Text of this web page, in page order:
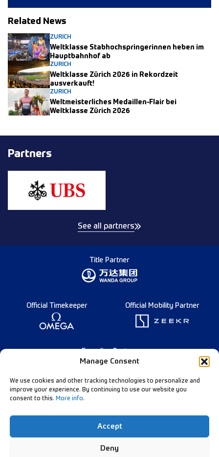
Manage Consent
We use cookies and other tracking technologies to personalize and
improve your experience. By continuing to use our website you
consent to this. More info.
Accept
Deny
Related News
ZURICH
Weltklasse Stabhochspringerinnen heben im
Hauptbahnhof ab
ZURICH
Weltklasse Zürich 2026 in Rekordzeit
ausverkauft!
ZURICH
Weltmeisterliches Medaillen-Flair bei
Weltklasse Zürich 2026
Partners
See all partners
Title Partner
Official Timekeeper Official Mobility Partner
Founding Partner
Follow Our Channels:
Data Privacy